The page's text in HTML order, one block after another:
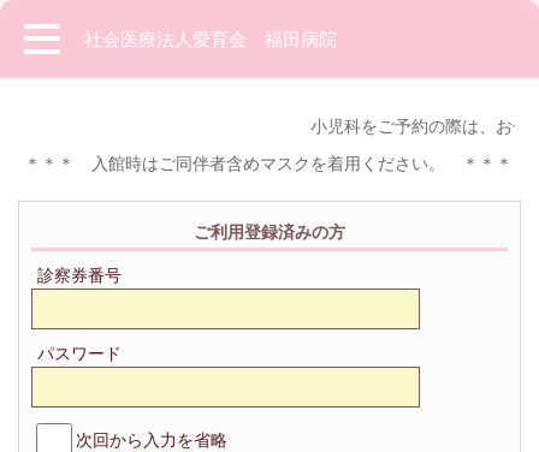
社会医療法人愛育会 福田病院
小児科をご予約の際は、お子
＊＊＊ 入館時はご同伴者含めマスクを着用ください。 ＊＊＊
ご利用登録済みの方
診察券番号
パスワード
次回から入力を省略